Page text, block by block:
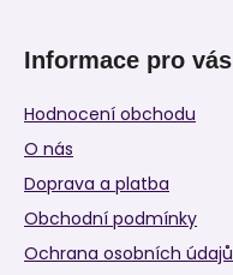
Informace pro vás
Hodnocení obchodu
O nás
Doprava a platba
Obchodní podmínky
Ochrana osobních údajů